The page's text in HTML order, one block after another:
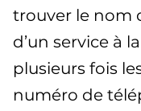
trouver le nom
d’un service à
plusieurs fois
numéro de